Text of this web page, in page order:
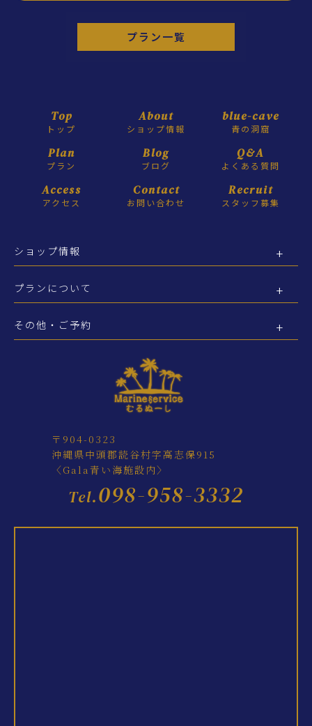
プラン一覧
Top
トップ
About
ショップ情報
blue-cave
青の洞窟
Plan
プラン
Blog
ブログ
Q&A
よくある質問
Access
アクセス
Contact
お問い合わせ
Recruit
スタッフ募集
ショップ情報
プランについて
その他・ご予約
〒904-0323
沖縄県中頭郡読谷村字高志保915
〈Gala青い海施設内〉
Tel.098-958-3332